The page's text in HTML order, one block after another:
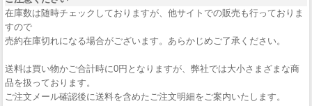
在庫数は随時チェックしておりますが、他サイトでの販売も行っておりま
すので
売約在庫切れになる場合がございます。あらかじめご了承ください。
送料は買い物かご合計時に0円となりますが、弊社では大小さまざまな商
品を扱っております。
ご注文メール確認後に送料を含めたご注文明細をご案内いたします。